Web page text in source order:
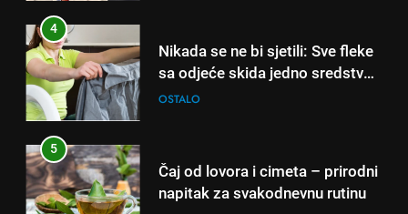
5
Čaj od lovora i cimeta – prirodni
napitak za svakodnevnu rutinu
OSTALO
6
ČISTAČ JETRE: Uzmite gutljaj
na prazan stomak i crijeva će
5
Čaj od lovora i cimeta – prirodni